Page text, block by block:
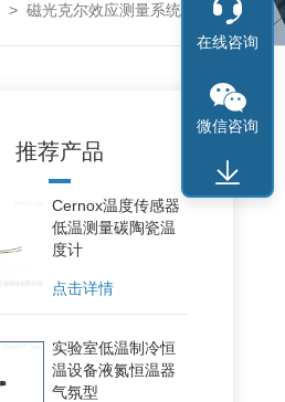
> 磁光克尔效应测量系统
推荐产品
Cernox温度传感器
低温测量碳陶瓷温
度计
点击详情
实验室低温制冷恒
温设备液氮恒温器
气氛型
在线咨询
微信咨询